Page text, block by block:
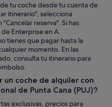
tu coche desde tu cuenta de
itinerario", selecciona
reserva". Si has
Enterprise en A.
tienes que pagar hasta la
momento. En las
consulta tu itinerario para
un coche de alquiler con
de Punta Cana (PUJ)?
exclusivas, precios para